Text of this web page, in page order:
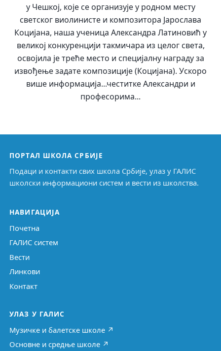
у Чешкој, које се организује у родном месту
светског виолинисте и композитора Јарослава
Коцијана, наша ученица Александра Латиновић у
великој конкуренцији такмичара из целог света,
освојила је треће место и специјалну награду за
извођење задате композиције (Коцијана). Ускоро
више информација...честитке Александри и
професорима...
ПОРТАЛ ШКОЛА СРБИЈЕ
Подаци и контакти свих школа Србије, улаз у ГАЛИС
школски информациони систем и вести из школства.
НАВИГАЦИЈА
Почетна
ГАЛИС систем
Вести
Линкови
Контакт
УЛАЗ У ГАЛИС
Музичке и балетске школе ↗
Основне и средње школе ↗